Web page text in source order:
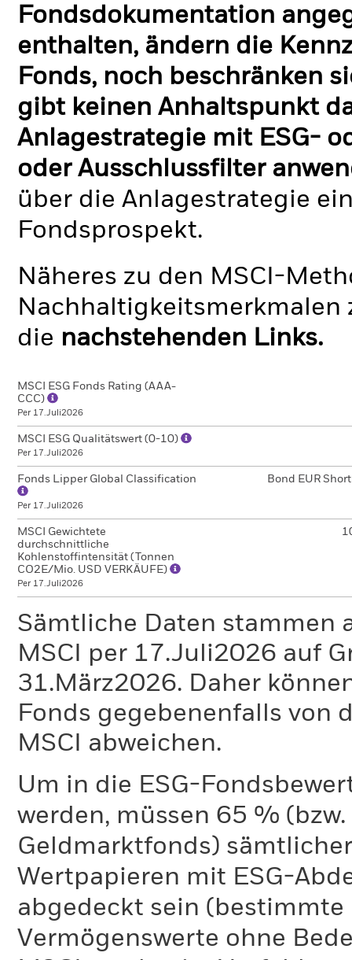
Fondsdokumentation
enthalten, ändern die
Fonds, noch beschränken
gibt keinen Anhaltspunkt
Anlagestrategie mit ESG-
oder Ausschlussfilter
über die Anlagestrategie
Fondsprospekt.
Näheres zu den MSCI-
Nachhaltigkeitsmerkmalen
die nachstehenden Links.
MSCI ESG Fonds Rating (AAA-
CCC)
Per 17.Juli2026
MSCI ESG Qualitätswert (0-10)
Per 17.Juli2026
Fonds Lipper Global Classification
Per 17.Juli2026
Bond EUR
MSCI Gewichtete
durchschnittliche
Kohlenstoffintensität (Tonnen
CO2E/Mio. USD VERKÄUFE)
Per 17.Juli2026
Sämtliche Daten stammen
MSCI per 17.Juli2026 auf
31.März2026. Daher
Fonds gegebenenfalls von
MSCI abweichen.
Um in die ESG-
werden, müssen 65 %
Geldmarktfonds)
Wertpapieren mit ESG-
abgedeckt sein
Vermögenswerte ohne